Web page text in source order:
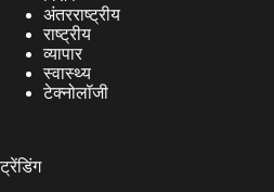
अंतरराष्ट्रीय
राष्ट्रीय
व्यापार
स्वास्थ्य
टेक्नोलॉजी
ट्रेंडिंग